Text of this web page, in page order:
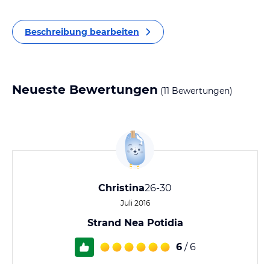
Beschreibung bearbeiten
Neueste Bewertungen (11 Bewertungen)
Christina26-30
Juli 2016
Strand Nea Potidia
6 / 6